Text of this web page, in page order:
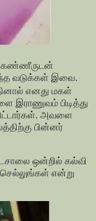
கண்ணீருடன்
வடுக்கள் இவை.
எனது மகள்
இராணுவம் பிடித்து
அவளை
பின்னர்
ஒன்றில் கல்வி
என்று